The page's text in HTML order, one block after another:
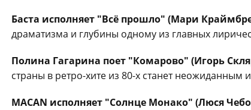
Баста исполняет "Всё прошло" (Мари
драматизма и глубины одному из главных
Полина Гагарина поет "Комарово" (Игорь
страны в ретро-хите из 80-х станет неожиданным
MACAN исполняет "Солнце Монако" (Люся